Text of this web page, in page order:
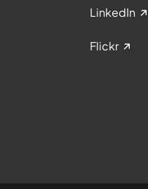
LinkedIn
Flickr